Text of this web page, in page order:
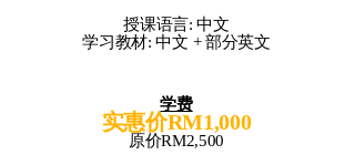
授课语言: 中文
​学习教材: 中文 + 部分英文
学费
实惠价RM1,000
原价RM2,500